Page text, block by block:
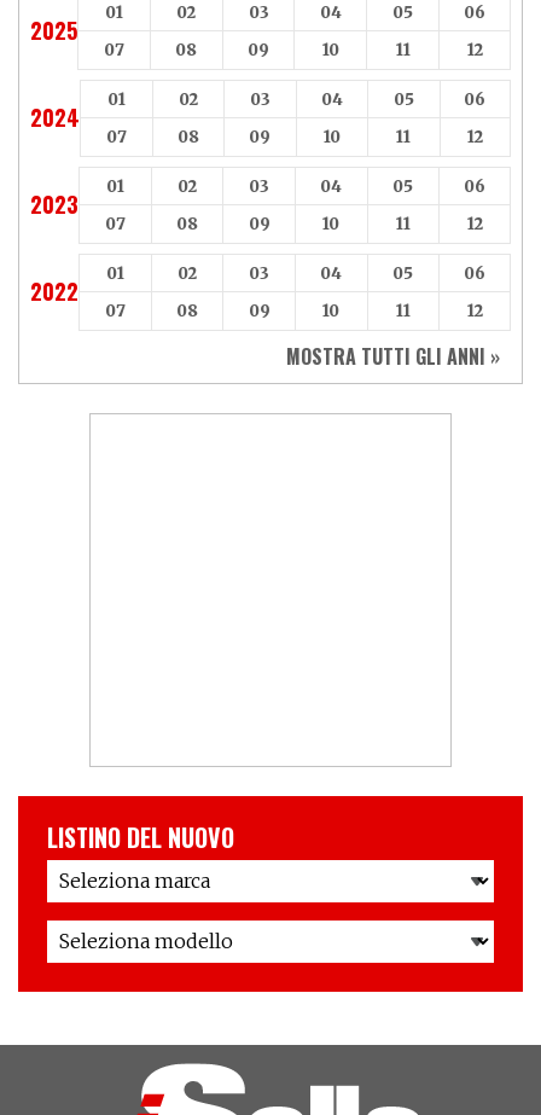
2025
01 02 03 04 05
06
07
08 09 10 11 12
2024
01 02 03 04 05
06
07
08 09 10 11 12
2023
01 02 03 04 05
06
07
08 09 10 11 12
2022
01 02 03 04 05
06
07
08 09 10 11 12
MOSTRA TUTTI GLI ANNI »
LISTINO DEL NUOVO